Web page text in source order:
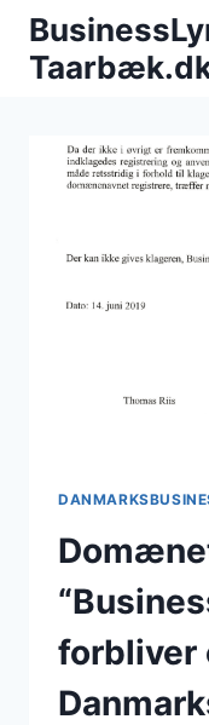
Fortsæt
indhold
forbliver